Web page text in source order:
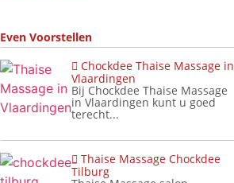
Even Voorstellen
Chockdee Thaise Massage in
Vlaardingen
Bij Chockdee Thaise Massage
in Vlaardingen kunt u goed
terecht...
Thaise Massage Chockdee
Tilburg